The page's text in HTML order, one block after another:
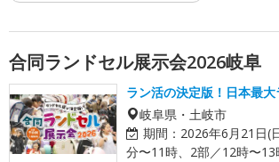
合同ランドセル展示会2026岐阜
ラン活の決定版！日本最
岐阜県・土岐市
期間： 2026年6月21日(
分〜11時、2部／12時〜